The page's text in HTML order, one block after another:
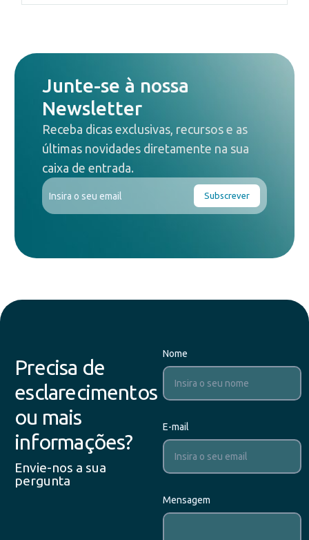
Junte-se à nossa
Newsletter
Receba dicas exclusivas, recursos e as
últimas novidades diretamente na sua
caixa de entrada.
Precisa de
esclarecimentos
ou mais
informações?
Envie-nos a sua
pergunta
Nome
E-mail
Mensagem